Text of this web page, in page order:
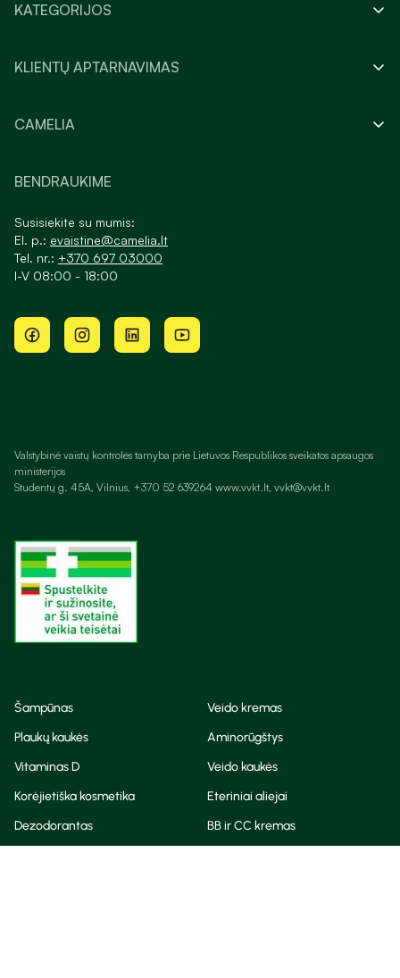
KATEGORIJOS
KLIENTŲ APTARNAVIMAS
CAMELIA
BENDRAUKIME
Susisiekite su mumis:
El. p.: evaistine@camelia.lt
Tel. nr.: +370 697 03000
I-V 08:00 - 18:00
Valstybinė vaistų kontrolės tarnyba prie Lietuvos Respublikos sveikatos apsaugos
ministerijos
Studentų g. 45A, Vilnius, +370 52 639264 www.vvkt.lt, vvkt@vvkt.lt
Šampūnas
Veido kremas
Plaukų kaukės
Aminorūgštys
Vitaminas D
Veido kaukės
Korėjietiška kosmetika
Eteriniai aliejai
Dezodorantas
BB ir CC kremas